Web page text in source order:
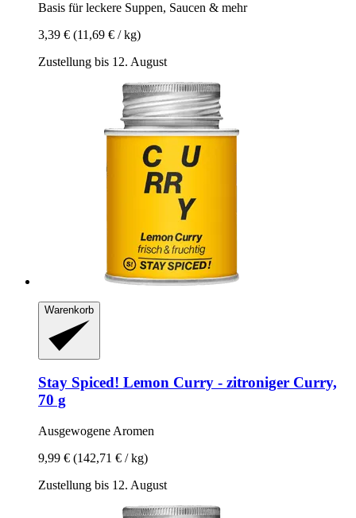
Basis für leckere Suppen, Saucen & mehr
3,39 € (11,69 € / kg)
Zustellung bis 12. August
Warenkorb
Stay Spiced! Lemon Curry -​ zitroniger Curry,
70 g
Ausgewogene Aromen
9,99 € (142,71 € / kg)
Zustellung bis 12. August